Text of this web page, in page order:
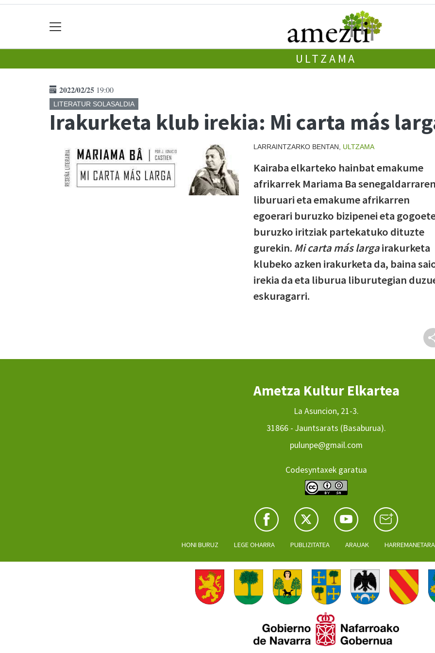
ULTZAMA
2022/02/25 19:00
LITERATUR SOLASALDIA
Irakurketa klub irekia: Mi carta más
LARRAINTZARKO BENTAN, ULTZAMA
Kairaba elkarteko hainbat emakume
afrikarrek Mariama Ba
liburuari eta emakume afrikarren
egoerari buruzko bizipenei eta
buruzko iritziak partekatuko dituzte
gurekin. Mi carta más largairakurketa
klubeko azken irakurketa da, baina
irekia da eta liburua liburutegian
eskuragarri.
Ametza Kultur Elkartea
La Asuncion, 21-3.
31866 - Jauntsarats (Basaburua).
pulunpe@gmail.com
Codesyntaxek garatua
HONI BURUZ LEGE OHARRA PUBLIZITATEA ARAUAK